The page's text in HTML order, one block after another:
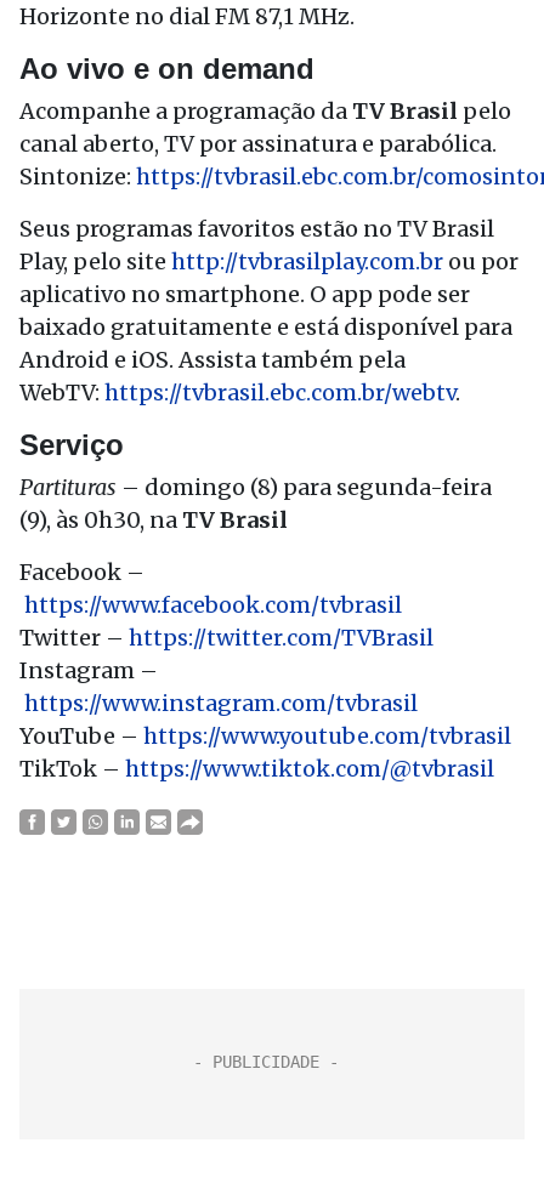
Horizonte no dial FM 87,1 MHz.
Ao vivo e on demand
Acompanhe a programação da TV Brasil pelo
canal aberto, TV por assinatura e parabólica.
Sintonize: https://tvbrasil.ebc.com.br/
Seus programas favoritos estão no TV Brasil
Play, pelo site http://tvbrasilplay.com.br ou por
aplicativo no smartphone. O app pode ser
baixado gratuitamente e está disponível para
Android e iOS. Assista também pela
WebTV: https://tvbrasil.ebc.com.br/webtv.
Serviço
Partituras – domingo (8) para segunda-feira
(9), às 0h30, na TV Brasil
Facebook –
https://www.facebook.com/tvbrasil
Twitter – https://twitter.com/TVBrasil
Instagram –
https://www.instagram.com/tvbrasil
YouTube – https://www.youtube.com/tvbrasil
TikTok – https://www.tiktok.com/@tvbrasil